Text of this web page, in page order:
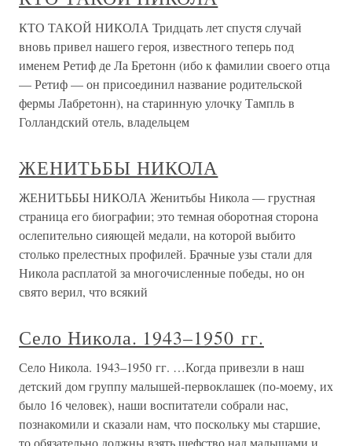
КТО ТАКОЙ НИКОЛА Тридцать лет спустя случай
вновь привел нашего героя, известного теперь под
именем Ретиф де Ла Бретонн (ибо к фамилии своего отца
— Ретиф — он присоединил название родительской
фермы Лабретонн), на старинную улочку Тампль в
Голландский отель, владельцем
ЖЕНИТЬБЫ НИКОЛА
ЖЕНИТЬБЫ НИКОЛА Женитьбы Никола — грустная
страница его биографии; это темная оборотная сторона
ослепительно сияющей медали, на которой выбито
столько прелестных профилей. Брачные узы стали для
Никола расплатой за многочисленные победы, но он
свято верил, что всякий
Село Никола. 1943–1950 гг.
Село Никола. 1943–1950 гг. …Когда привезли в наш
детский дом группу малышей-первоклашек (по-моему, их
было 16 человек), наши воспитатели собрали нас,
познакомили и сказали нам, что поскольку мы старшие,
то обязательно должны взять шефство над малышами и